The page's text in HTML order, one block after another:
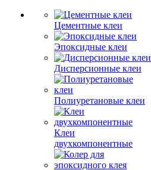
Цементные клеи
Эпоксидные клеи
Дисперсионные клеи
Полиуретановые клеи
Клеи
двухкомпонентные